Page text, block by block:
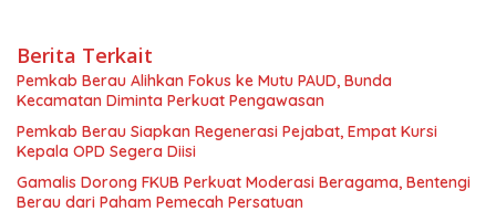
Berita Terkait
Pemkab Berau Alihkan Fokus ke Mutu PAUD, Bunda
Kecamatan Diminta Perkuat Pengawasan
Pemkab Berau Siapkan Regenerasi Pejabat, Empat Kursi
Kepala OPD Segera Diisi
Gamalis Dorong FKUB Perkuat Moderasi Beragama, Bentengi
Berau dari Paham Pemecah Persatuan